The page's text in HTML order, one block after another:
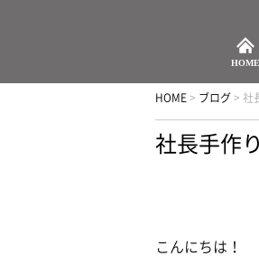
HOME
HOME > ブログ > 社
社長手作
こんにちは！